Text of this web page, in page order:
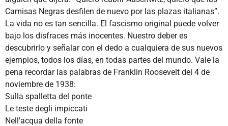
Camisas Negras desfilen de nuevo por las plazas italianas”.
La vida no es tan sencilla. El fascismo original puede volver
bajo los disfraces más inocentes. Nuestro deber es
descubrirlo y señalar con el dedo a cualquiera de sus nuevos
ejemplos, todos los días, en todas partes del mundo. Vale la
pena recordar las palabras de Franklin Roosevelt del 4 de
noviembre de 1938:
Sulla spalletta del ponte
Le teste degli impiccati
Nell'acqua della fonte